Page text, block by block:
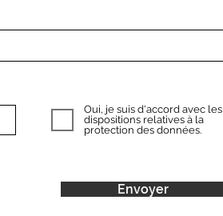
Oui, je suis d'accord avec les
dispositions relatives à la
protection des données.
Envoyer